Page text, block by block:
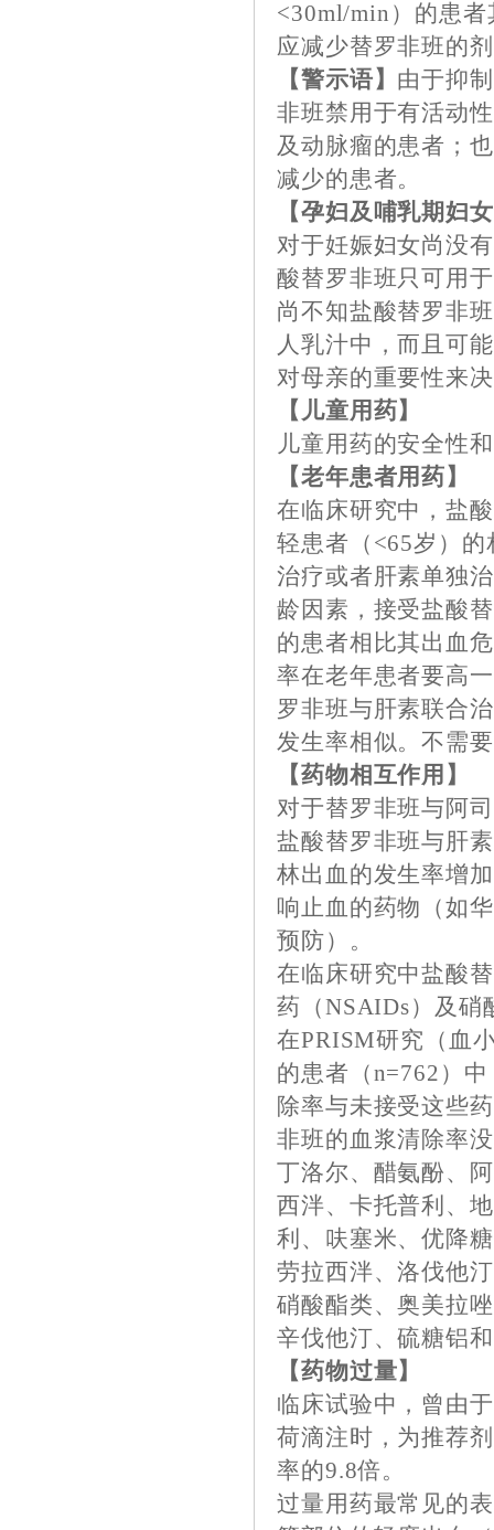
<30ml/min）的患
应减少替罗非班的
【警示语】 由于抑
非班禁用于有活动
及动脉瘤的患者；
减少的患者。
【孕妇及哺乳期妇
对于妊娠妇女尚没
酸替罗非班只可用
尚不知盐酸替罗非
人乳汁中，而且可
对母亲的重要性来
【儿童用药】
儿童用药的安全性
【老年患者用药】
在临床研究中，盐
轻患者（<65岁）
治疗或者肝素单独
龄因素，接受盐酸
的患者相比其出血
率在老年患者要高
罗非班与肝素联合
发生率相似。不需
【药物相互作用】
对于替罗非班与阿
盐酸替罗非班与肝
林出血的发生率增
响止血的药物（如
预防）。
在临床研究中盐酸
药（NSAIDs）及硝
在PRISM研究（血
的患者（n=762）
除率与未接受这些
非班的血浆清除率
丁洛尔、醋氨酚、
西泮、卡托普利、
利、呋塞米、优降
劳拉西泮、洛伐他
硝酸酯类、奥美拉
辛伐他汀、硫糖铝
【药物过量】
临床试验中，曾由
荷滴注时，为推荐
率的9.8倍。
过量用药最常见的